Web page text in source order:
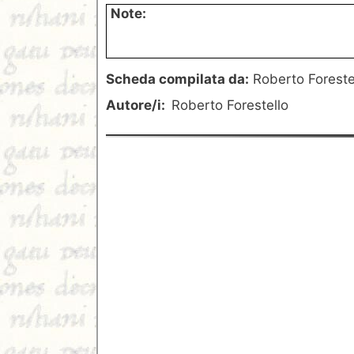
Note:
Scheda compilata da: Roberto
Autore/i: Roberto Forestello